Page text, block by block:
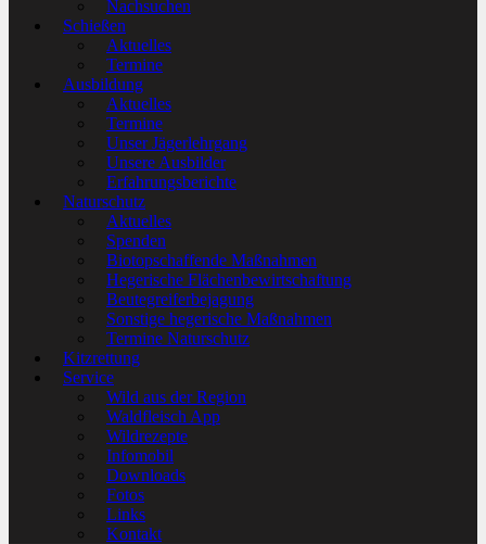
Nachsuchen
Schießen
Aktuelles
Termine
Ausbildung
Aktuelles
Termine
Unser Jägerlehrgang
Unsere Ausbilder
Erfahrungsberichte
Naturschutz
Aktuelles
Spenden
Biotopschaffende Maßnahmen
Hegerische Flächenbewirtschaftung
Beutegreiferbejagung
Sonstige hegerische Maßnahmen
Termine Naturschutz
Kitzrettung
Service
Wild aus der Region
Waldfleisch App
Wildrezepte
Infomobil
Downloads
Fotos
Links
Kontakt